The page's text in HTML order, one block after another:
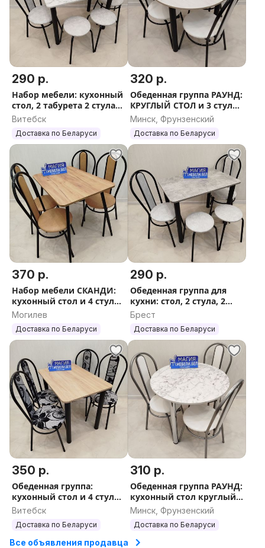
290 р.
Набор мебели: кухонный
стол, 2 табурета 2 стула
Доставка по РБ
Витебск
Доставка по Беларуси
320 р.
Обеденная группа РАУНД:
КРУГЛЫЙ СТОЛ и 3 стула
со спинкой НОВЫЕ
РАСЦВЕТКИ Обеденный
стол кухонный
Минск, Фрунзенский
Доставка по Беларуси
370 р.
Набор мебели СКАНДИ:
кухонный стол и 4 стула
Бесплатная доставка
Могилев
Доставка по Беларуси
290 р.
Обеденная группа для
кухни: стол, 2 стула, 2
табурета Доставка по РБ
Брест
Доставка по Беларуси
350 р.
Обеденная группа:
кухонный стол и 4 стула
со спинкой. Обеденный
Витебск
Доставка по Беларуси
310 р.
Обеденная группа РАУНД:
кухонный стол круглый
и 3 стула Доставка
Гарантия Обеденный
стол кухонный
Минск, Фрунзенский
Доставка по Беларуси
Все объявления продавца